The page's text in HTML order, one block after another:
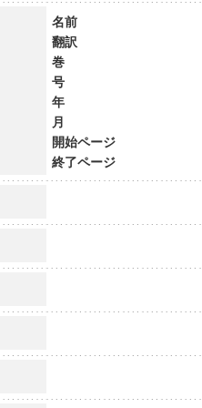
名前
翻訳
巻
号
年
月
開始ページ
終了ページ